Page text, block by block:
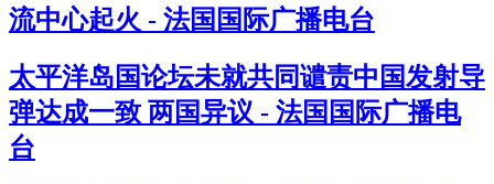
流中心起火 - 法国国际广播电台
太平洋岛国论坛未就共同谴责中国发射导
弹达成一致 两国异议 - 法国国际广播电
台